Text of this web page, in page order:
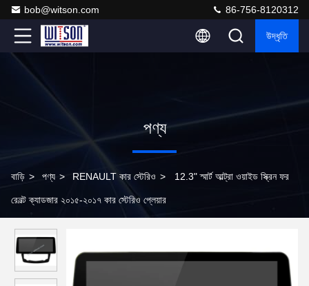
bob@witson.com 86-756-8120312
উদ্ধৃতি
পণ্য
বাড়ি > পণ্য > RENAULT কার স্টেরিও > 12.3" স্মার্ট আল্ট্রা ওয়াইড স্ক্রিন ফর
রেনল্ট ক্যাডজার ২০১৫-২০১৭ কার স্টেরিও প্লেয়ার